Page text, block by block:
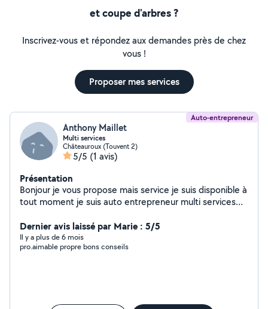
et coupe d'arbres ?
Inscrivez-vous et répondez aux demandes près de chez
vous !
Proposer mes services
Auto-entrepreneur
Anthony Maillet
Multi services
Châteauroux (Touvent 2)
5/5 (1 avis)
Présentation
Bonjour je vous propose mais service je suis disponible à
tout moment je suis auto entrepreneur multi services
extérieurs jardins toiture espace vert exetera
Dernier avis laissé par Marie : 5/5
Il y a plus de 6 mois
pro.aimable propre bons conseils